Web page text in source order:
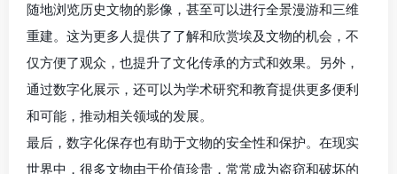
随地浏览历史文物的影像，甚至可以进行全景漫游和三维
重建。这为更多人提供了了解和欣赏埃及文物的机会，不
仅方便了观众，也提升了文化传承的方式和效果。另外，
通过数字化展示，还可以为学术研究和教育提供更多便利
和可能，推动相关领域的发展。
最后，数字化保存也有助于文物的安全性和保护。在现实
世界中，很多文物由于价值珍贵，常常成为盗窃和破坏的